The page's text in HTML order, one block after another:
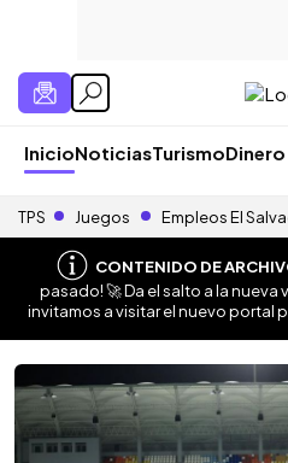
InicioNoticiasTurismo
TPS Juegos Empleos El
CONTENIDO DE
pasado! 🚀 Da el salto a la nueva
invitamos a visitar el nuevo portal